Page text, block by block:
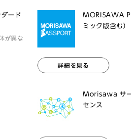
ード
が異な
MORISAWA
ミック版含む）
詳細を見る
Morisawa サ
センス